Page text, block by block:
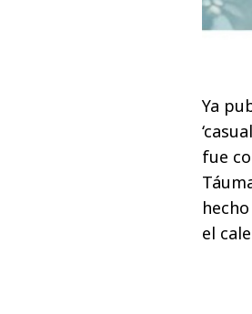
Ya
fue
el